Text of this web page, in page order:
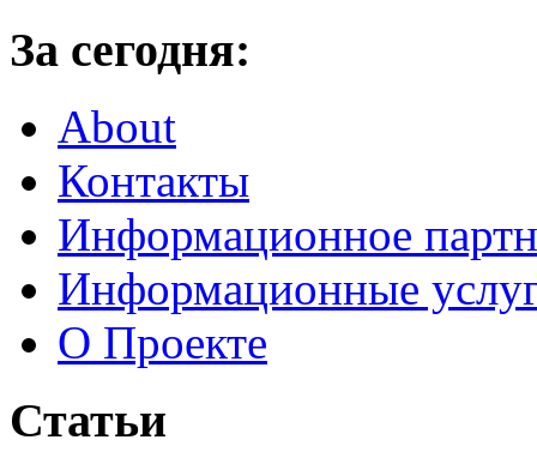
За сегодня:
About
Контакты
Информационное
Информационные
О Проекте
Статьи